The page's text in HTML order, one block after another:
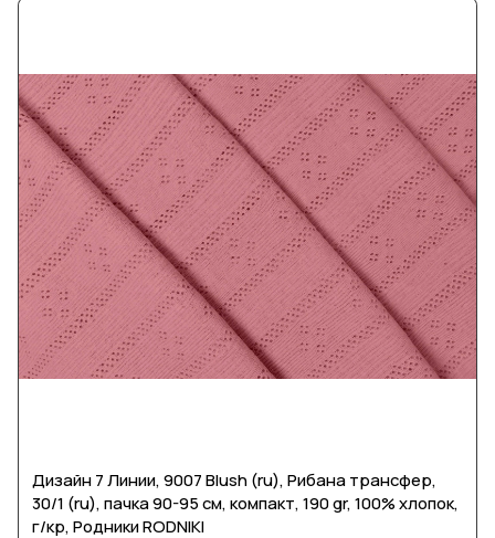
Дизайн 7 Линии, 9007 Blush (ru), Рибана трансфер,
30/1 (ru), пачка 90-95 см, компакт, 190 gr, 100% хлопок,
г/кр, Родники RODNIKI